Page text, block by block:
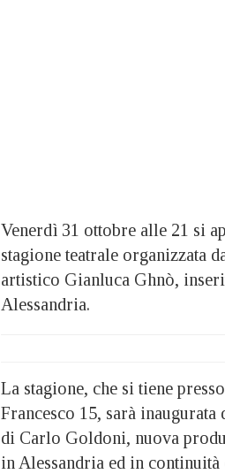
Venerdì 31 ottobre alle 21 si
stagione teatrale organizzata
artistico Gianluca Ghnò,
Alessandria.
La stagione, che si tiene
Francesco 15, sarà
di Carlo Goldoni, nuova
in Alessandria ed in